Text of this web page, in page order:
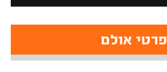
פרטי אולם